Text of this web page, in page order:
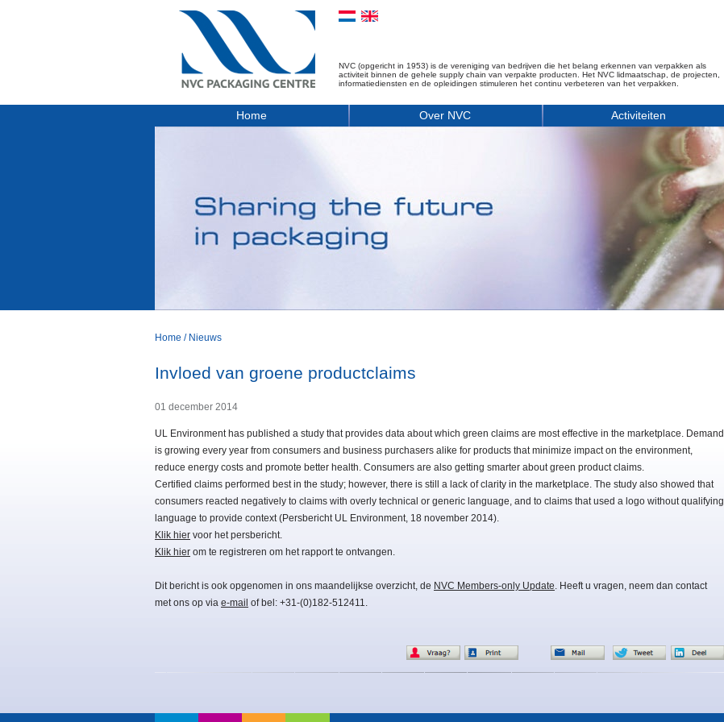
NVC (opgericht in 1953) is de vereniging van bedrijven die het belang erkennen van verpakken als
activiteit binnen de gehele supply chain van verpakte producten. Het NVC lidmaatschap, de projecten,
informatiediensten en de opleidingen stimuleren het continu verbeteren van het verpakken.
Home Over NVC Activiteiten
Home / Nieuws
Invloed van groene productclaims
01 december 2014
UL Environment has published a study that provides data about which green claims are most effective in the marketplace. Demand
is growing every year from consumers and business purchasers alike for products that minimize impact on the environment,
reduce energy costs and promote better health. Consumers are also getting smarter about green product claims.
Certified claims performed best in the study; however, there is still a lack of clarity in the marketplace. The study also showed that
consumers reacted negatively to claims with overly technical or generic language, and to claims that used a logo without qualifying
language to provide context (Persbericht UL Environment, 18 november 2014).
Klik hier voor het persbericht.
Klik hier om te registreren om het rapport te ontvangen.
Dit bericht is ook opgenomen in ons maandelijkse overzicht, de NVC Members-only Update. Heeft u vragen, neem dan contact
met ons op via e-mail of bel: +31-(0)182-512411.